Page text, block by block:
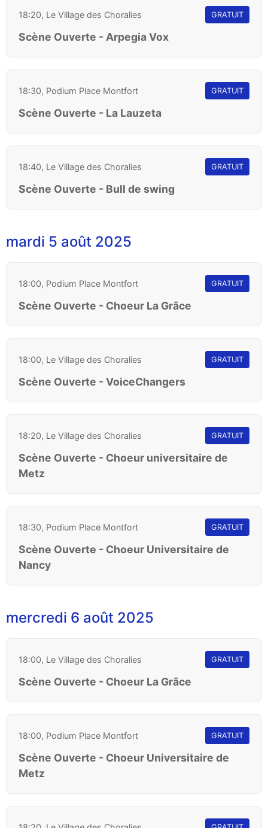
18:20, Le Village des Choralies GRATUIT
Scène Ouverte - Arpegia Vox
18:30, Podium Place Montfort GRATUIT
Scène Ouverte - La Lauzeta
18:40, Le Village des Choralies GRATUIT
Scène Ouverte - Bull de swing
mardi 5 août 2025
18:00, Podium Place Montfort GRATUIT
Scène Ouverte - Choeur La Grâce
18:00, Le Village des Choralies GRATUIT
Scène Ouverte - VoiceChangers
18:20, Le Village des Choralies GRATUIT
Scène Ouverte - Choeur universitaire de
Metz
18:30, Podium Place Montfort GRATUIT
Scène Ouverte - Choeur Universitaire de
Nancy
mercredi 6 août 2025
18:00, Le Village des Choralies GRATUIT
Scène Ouverte - Choeur La Grâce
18:00, Podium Place Montfort GRATUIT
Scène Ouverte - Choeur Universitaire de
Metz